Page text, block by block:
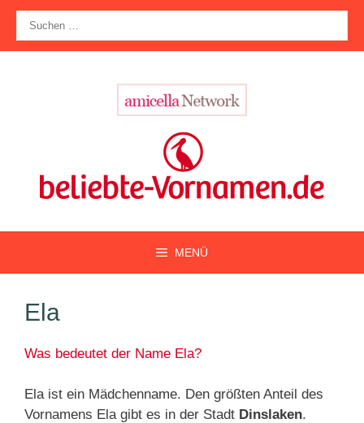
Zum
Inhalt
springen
nach:
MENÜ
Ela
Was bedeutet der Name Ela?
Ela ist ein Mädchenname. Den größten Anteil des
Vornamens Ela gibt es in der Stadt Dinslaken.